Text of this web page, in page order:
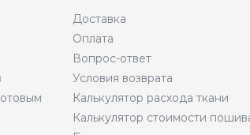
Доставка
Оплата
Вопрос-ответ
Условия возврата
Калькулятор расхода ткани
Калькулятор стоимости